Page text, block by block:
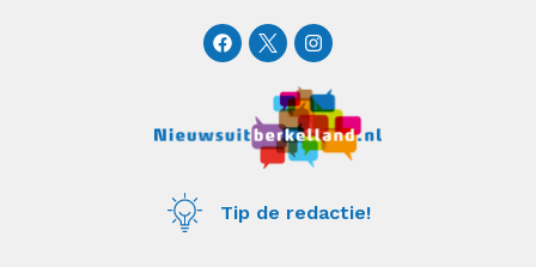
F
a
c
o
o
I
n
s
t
a
g
r
a
Tip de redactie!